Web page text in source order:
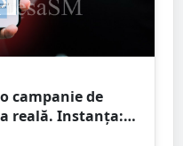
campanie de
reală. Instanța:
unei femei